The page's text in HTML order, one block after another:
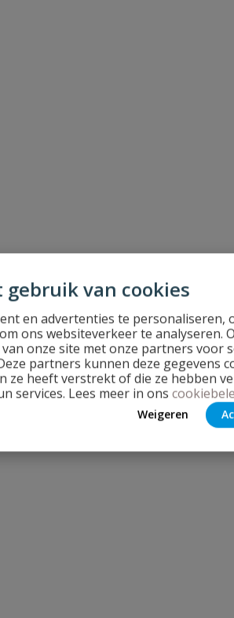
van cookies
en advertenties te personaliseren,
ons websiteverkeer te analyseren.
onze site met onze partners voor
partners kunnen deze gegevens
ze heeft verstrekt of die ze hebben
services. Lees meer in ons
Weigeren